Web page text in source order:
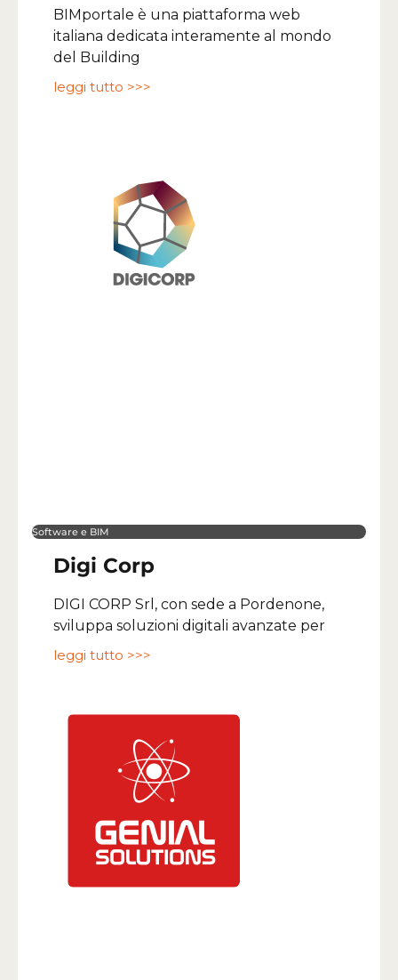
BIMportale è una piattaforma web
italiana dedicata interamente al mondo
del Building
leggi tutto >>>
Software e BIM
Digi Corp
DIGI CORP Srl, con sede a Pordenone,
sviluppa soluzioni digitali avanzate per
leggi tutto >>>